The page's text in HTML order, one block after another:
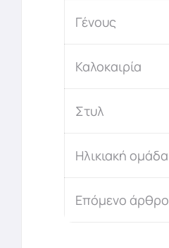
Γένους
Καλοκαιρία
Στυλ
Ηλικιακή ομάδα
Επόμενο άρθρο